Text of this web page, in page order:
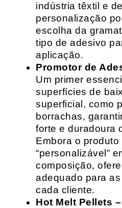
indústria têxtil e
personalização
escolha da
tipo de adesivo
aplicação.
Promotor de
Um primer
superfícies de
superficial, como
borrachas,
forte e duradoura
Embora o
“personalizável”
composição,
adequado para
cada cliente.
Hot Melt Pellets